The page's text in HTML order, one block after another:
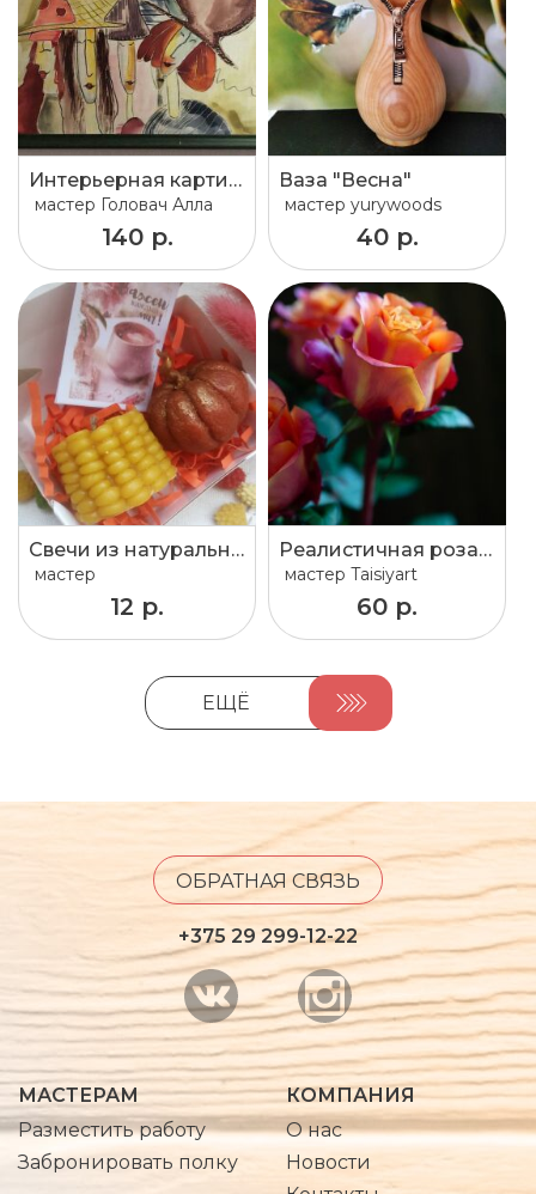
Интерьерная картина. "Лица в зеленом".
мастер Головач Алла
140 р.
Ваза "Весна"
мастер yurywoods
40 р.
Свечи из натурального воска
мастер
12 р.
Реалистичная роза ручной работы в интерьере
мастер Taisiyart
60 р.
ЕЩЁ
ОБРАТНАЯ СВЯЗЬ
+375 29 299-12-22
МАСТЕРАМ
Разместить работу
Забронировать полку
КОМПАНИЯ
О нас
Новости